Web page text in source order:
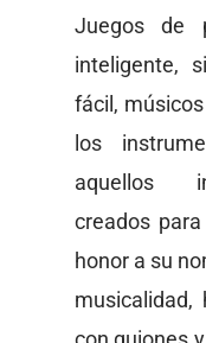
Juegos de
inteligente,
fácil,
los
aquellos
creados
honor a su
musicalidad,